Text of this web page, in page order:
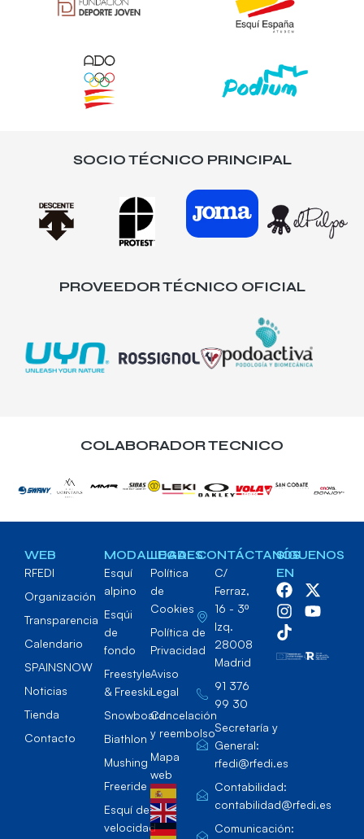
SOCIO TÉCNICO PRINCIPAL
PROVEEDOR TÉCNICO OFICIAL
COLABORADOR TECNICO
WEB
RFEDI
Organización
Transparencia
Calendario
SPAINSNOW
Noticias
Tienda
Contacto
MODALIDADES
Esquí
alpino
Esqúi
de
fondo
Freestyle
& Freeski
Snowboard
Biathlon
Mushing
Freeride
Esquí de
velocidad
LEGAL
Política
de
Cookies
Política de
Privacidad
Aviso
Legal
Cancelación
y reembolso
Mapa
web
CONTÁCTANOS
C/
Ferraz,
16 - 3º
Izq.
28008
Madrid
91 376
99 30
Secretaría y
General:
rfedi@rfedi.es
Contabilidad:
contabilidad@rfedi.es
Comunicación:
SÍGUENOS
EN